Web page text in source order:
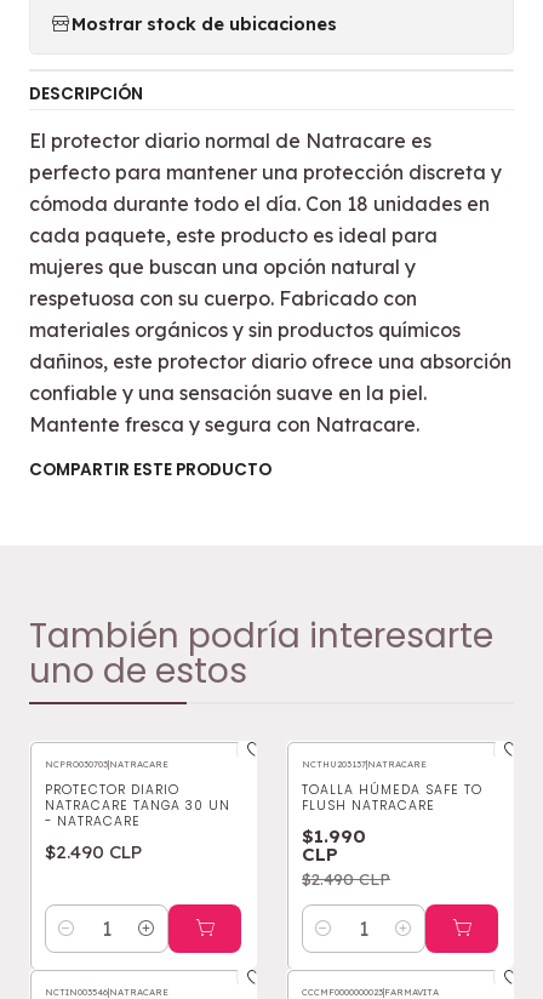
Mostrar stock de ubicaciones
DESCRIPCIÓN
El protector diario normal de Natracare es
perfecto para mantener una protección discreta y
cómoda durante todo el día. Con 18 unidades en
cada paquete, este producto es ideal para
mujeres que buscan una opción natural y
respetuosa con su cuerpo. Fabricado con
materiales orgánicos y sin productos químicos
dañinos, este protector diario ofrece una absorción
confiable y una sensación suave en la piel.
Mantente fresca y segura con Natracare.
COMPARTIR ESTE PRODUCTO
También podría interesarte
uno de estos
NCPRO030703|NATRACARE
PROTECTOR DIARIO
NATRACARE TANGA 30 UN
- NATRACARE
$2.490 CLP
Cantidad
-20% OFF
NCTHU203137|NATRACARE
TOALLA HÚMEDA SAFE TO
FLUSH NATRACARE
$1.990
CLP
$2.490 CLP
Cantidad
NCTIN003546|NATRACARE CCCMF0000000023|FARMAVITA